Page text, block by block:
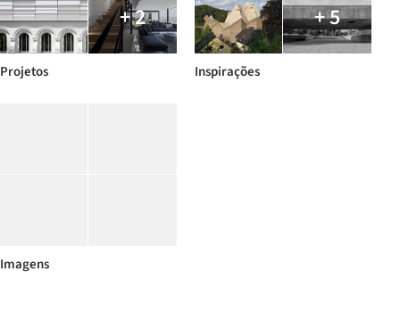
+ 2
Projetos
+ 5
Inspirações
Imagens